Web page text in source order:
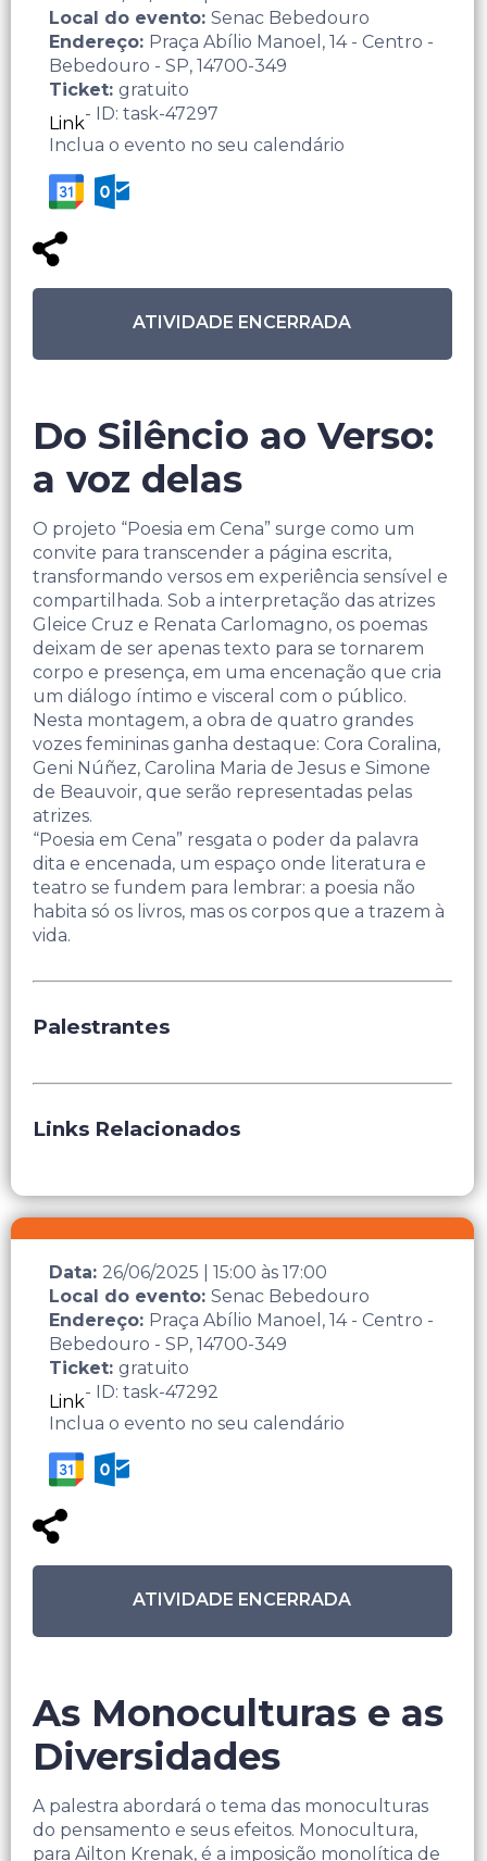
Local do evento: Senac Bebedouro
Endereço: Praça Abílio Manoel, 14 - Centro -
Bebedouro - SP, 14700-349
Ticket: gratuito
Link- ID: task-47297
Inclua o evento no seu calendário
ATIVIDADE ENCERRADA
Do Silêncio ao Verso:
a voz delas
O projeto “Poesia em Cena” surge como um
convite para transcender a página escrita,
transformando versos em experiência sensível e
compartilhada. Sob a interpretação das atrizes
Gleice Cruz e Renata Carlomagno, os poemas
deixam de ser apenas texto para se tornarem
corpo e presença, em uma encenação que cria
um diálogo íntimo e visceral com o público.
Nesta montagem, a obra de quatro grandes
vozes femininas ganha destaque: Cora Coralina,
Geni Núñez, Carolina Maria de Jesus e Simone
de Beauvoir, que serão representadas pelas
atrizes.
“Poesia em Cena” resgata o poder da palavra
dita e encenada, um espaço onde literatura e
teatro se fundem para lembrar: a poesia não
habita só os livros, mas os corpos que a trazem à
vida.
Palestrantes
Links Relacionados
Data: 26/06/2025 15:00 às 17:00
Local do evento: Senac Bebedouro
Endereço: Praça Abílio Manoel, 14 - Centro -
Bebedouro - SP, 14700-349
Ticket: gratuito
Link- ID: task-47292
Inclua o evento no seu calendário
ATIVIDADE ENCERRADA
As Monoculturas e as
Diversidades
A palestra abordará o tema das monoculturas
do pensamento e seus efeitos. Monocultura,
para Ailton Krenak, é a imposição monolítica de